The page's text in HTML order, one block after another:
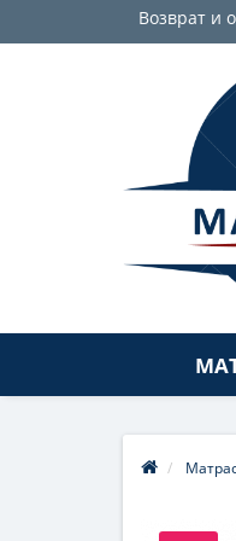
Возврат и